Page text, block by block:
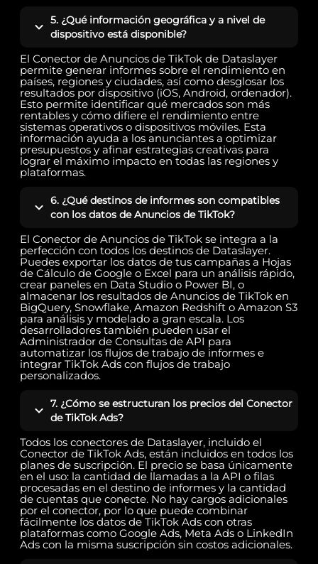
5. ¿Qué información geográfica y a nivel de
dispositivo está disponible?
El Conector de Anuncios de TikTok de Dataslayer
permite generar informes sobre el rendimiento en
países, regiones y ciudades, así como desglosar los
resultados por dispositivo (iOS, Android, ordenador).
Esto permite identificar qué mercados son más
rentables y cómo difiere el rendimiento entre
sistemas operativos o dispositivos móviles. Esta
información ayuda a los anunciantes a optimizar
presupuestos y afinar estrategias creativas para
lograr el máximo impacto en todas las regiones y
plataformas.
6. ¿Qué destinos de informes son compatibles
con los datos de Anuncios de TikTok?
El Conector de Anuncios de TikTok se integra a la
perfección con todos los destinos de Dataslayer.
Puedes exportar los datos de tus campañas a Hojas
de Cálculo de Google o Excel para un análisis rápido,
crear paneles en Data Studio o Power BI, o
almacenar los resultados de Anuncios de TikTok en
BigQuery, Snowflake, Amazon Redshift o Amazon S3
para análisis y modelado a gran escala. Los
desarrolladores también pueden usar el
Administrador de Consultas de API para
automatizar los flujos de trabajo de informes e
integrar TikTok Ads con flujos de trabajo
personalizados.
7. ¿Cómo se estructuran los precios del Conector
de TikTok Ads?
Todos los conectores de Dataslayer, incluido el
Conector de TikTok Ads, están incluidos en todos los
planes de suscripción. El precio se basa únicamente
en el uso: la cantidad de llamadas a la API o filas
procesadas en el destino de informes y la cantidad
de cuentas que conecte. No hay cargos adicionales
por el conector, por lo que puede combinar
fácilmente los datos de TikTok Ads con otras
plataformas como Google Ads, Meta Ads o LinkedIn
Ads con la misma suscripción sin costos adicionales.